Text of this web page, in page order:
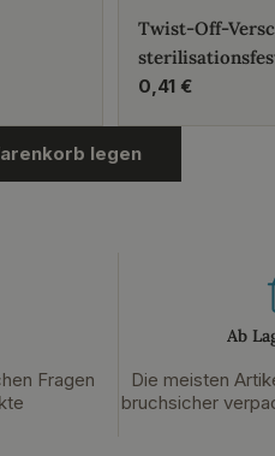
Twist-Off-
Regulärer
0,41 €
legen
Fragen
Ab
Die meisten
bruchsicher